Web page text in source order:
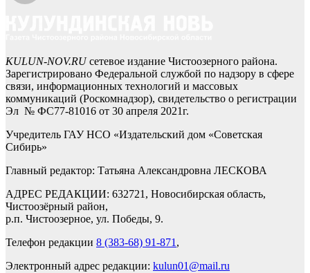
KULUN-NOV.RUсетевое издание Чистоозерного района.
Зарегистрировано Федеральной службой по надзору в сфере
связи, информационных технологий и массовых
коммуникаций (Роскомнадзор), свидетельство о регистрации
Эл № ФС77-81016 от 30 апреля 2021г.
Учредитель ГАУ НСО «Издательский дом «Советская
Сибирь»
Главный редактор: Татьяна Александровна ЛЕСКОВА
АДРЕС РЕДАКЦИИ: 632721, Новосибирская область,
Чистоозёрный район,
р.п. Чистоозерное, ул. Победы, 9.
Телефон редакции 8 (383-68) 91-871 ,
Электронный адрес редакции: kulun01@mail.ru